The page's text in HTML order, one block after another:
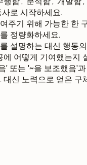
로 시작하세요.
주기 위해 가능한 한
정량화하세요.
설명하는 대신 행동
에 어떻게 기여했는지
' 또는 '~을 보조했음'
대신 노력으로 얻은 구